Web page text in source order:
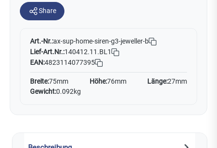
Share
Art.-Nr.:ax-sup-home-siren-g3-jeweller-b
Lief-Art.Nr.:140412.11.BL1
EAN:4823114077395
Breite:75mm Höhe:76mm Länge:27mm
Gewicht:0.092kg